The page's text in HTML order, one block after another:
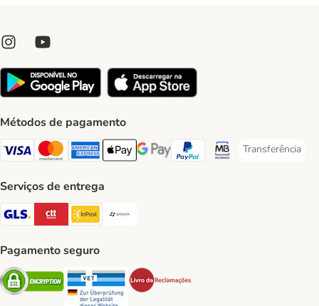
Métodos de pagamento
Visa Payment Method
Mastercard Payment Method
American Express Payment Method
Apple Pay Payment Method
Google Pay Payment Method
PayPal Payment Method
Multibanco Payment
Transferência
Transferência
Serviços de entrega
GLS Shipping Method
CTTExpress Shipping Method
InPost Shipping Method
Pagamento seguro
Security Security